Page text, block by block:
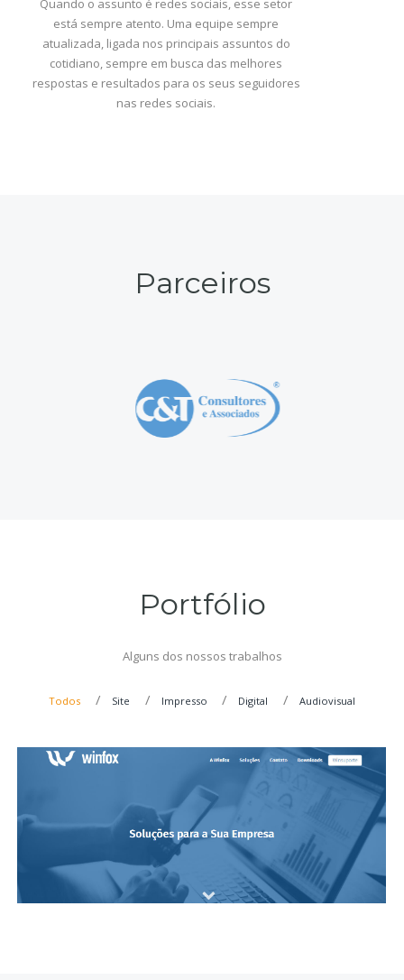
Quando o assunto é redes sociais, esse setor
está sempre atento. Uma equipe sempre
atualizada, ligada nos principais assuntos do
cotidiano, sempre em busca das melhores
respostas e resultados para os seus seguidores
nas redes sociais.
Parceiros
Portfólio
Alguns dos nossos trabalhos
Todos Site Impresso Digital Audiovisual